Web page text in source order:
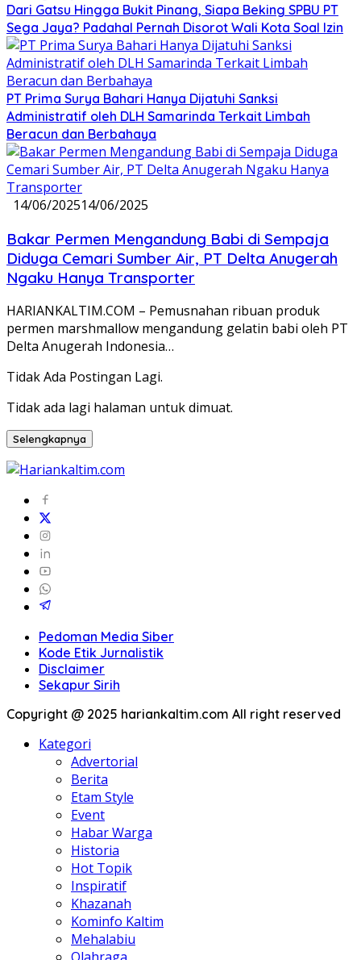
Dari Gatsu Hingga Bukit Pinang, Siapa Beking SPBU PT
Sega Jaya? Padahal Pernah Disorot Wali Kota Soal Izin
PT Prima Surya Bahari Hanya Dijatuhi Sanksi
Administratif oleh DLH Samarinda Terkait Limbah
Beracun dan Berbahaya
14/06/202514/06/2025
Bakar Permen Mengandung Babi di Sempaja
Diduga Cemari Sumber Air, PT Delta Anugerah
Ngaku Hanya Transporter
HARIANKALTIM.COM – Pemusnahan ribuan produk
permen marshmallow mengandung gelatin babi oleh PT
Delta Anugerah Indonesia…
Tidak Ada Postingan Lagi.
Tidak ada lagi halaman untuk dimuat.
Selengkapnya
Pedoman Media Siber
Kode Etik Jurnalistik
Disclaimer
Sekapur Sirih
Copyright @ 2025 hariankaltim.com All right reserved
Kategori
Advertorial
Berita
Etam Style
Event
Habar Warga
Historia
Hot Topik
Inspiratif
Khazanah
Kominfo Kaltim
Mehalabiu